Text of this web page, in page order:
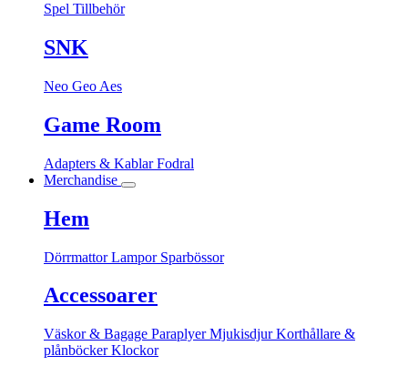
Spel Tillbehör
SNK
Neo Geo Aes
Game Room
Adapters & KablarFodral
Merchandise
Hem
DörrmattorLampor Sparbössor
Accessoarer
Väskor & Bagage ParaplyerMjukisdjurKorthållare &
plånböckerKlockor